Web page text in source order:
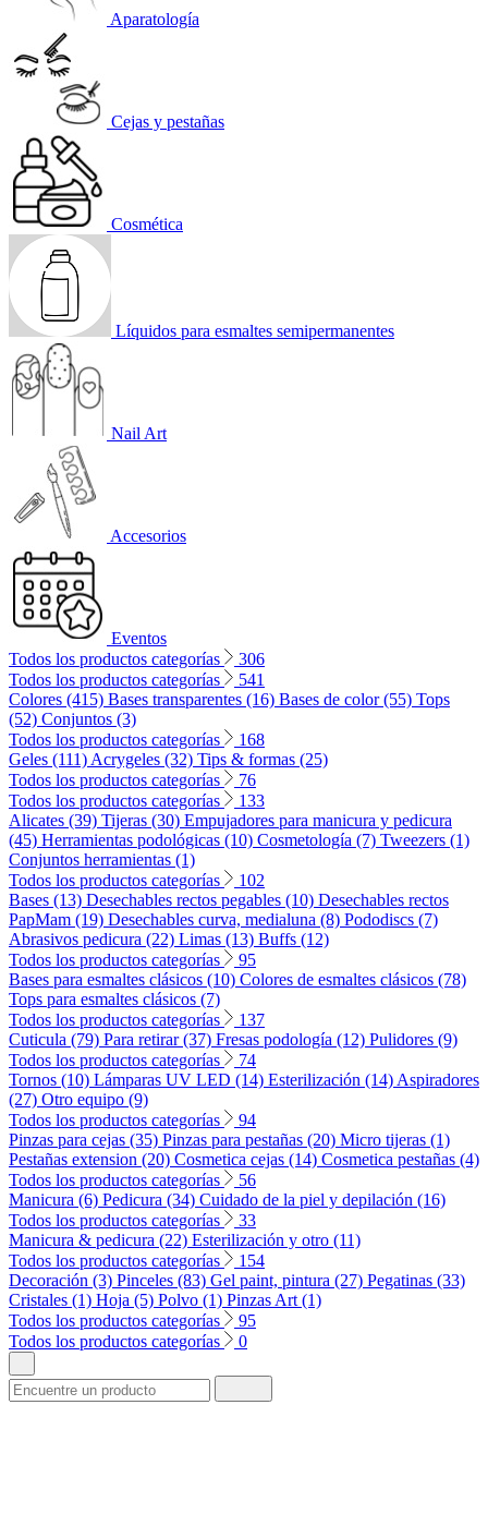
Aparatología
Cejas y pestañas
Cosmética
Líquidos para esmaltes semipermanentes
Nail Art
Accesorios
Eventos
Todos los productos categorías
306
Todos los productos categorías
541
Colores (415) Bases transparentes (16) Bases de color (55) Tops
(52) Conjuntos (3)
Todos los productos categorías
168
Geles (111) Acrygeles (32) Tips & formas (25)
Todos los productos categorías
76
Todos los productos categorías
133
Alicates (39) Tijeras (30) Empujadores para manicura y pedicura
(45) Herramientas podológicas (10) Cosmetología (7) Tweezers (1)
Conjuntos herramientas (1)
Todos los productos categorías
102
Bases (13) Desechables rectos pegables (10) Desechables rectos
PapMam (19) Desechables curva, medialuna (8) Pododiscs (7)
Abrasivos pedicura (22) Limas (13) Buffs (12)
Todos los productos categorías
95
Bases para esmaltes clásicos (10) Colores de esmaltes clásicos (78)
Tops para esmaltes clásicos (7)
Todos los productos categorías
137
Cuticula (79) Para retirar (37) Fresas podología (12) Pulidores (9)
Todos los productos categorías
74
Tornos (10) Lámparas UV LED (14) Esterilización (14) Aspiradores
(27) Otro equipo (9)
Todos los productos categorías
94
Pinzas para cejas (35) Pinzas para pestañas (20) Micro tijeras (1)
Pestañas extension (20) Cosmetica cejas (14) Cosmetica pestañas (4)
Todos los productos categorías
56
Manicura (6) Pedicura (34) Cuidado de la piel y depilación (16)
Todos los productos categorías
33
Manicura & pedicura (22) Esterilización y otro (11)
Todos los productos categorías
154
Decoración (3) Pinceles (83) Gel paint, pintura (27) Pegatinas (33)
Cristales (1) Hoja (5) Polvo (1) Pinzas Art (1)
Todos los productos categorías
95
Todos los productos categorías
0